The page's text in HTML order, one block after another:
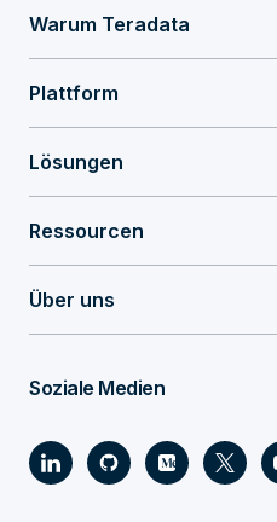
Warum Teradata
Plattform
Lösungen
Ressourcen
Über uns
Soziale Medien